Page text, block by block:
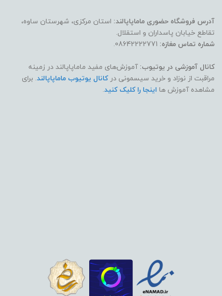
آدرس فروشگاه حضوری ماماپاپالند: استان مرکزی، شهرستان ساوه،
تقاطع خیابان پاسداران و استقلال.
شماره تماس مغازه:
کانال آموزشی در یوتیوب: آموزش‌های مفید ماماپاپالند در زمینه
مراقبت از نوزاد و خرید سیسمونی درکانال یوتیوب ماماپاپالند. برای
مشاهده آموزش ها اینجا را کلیک کنید.